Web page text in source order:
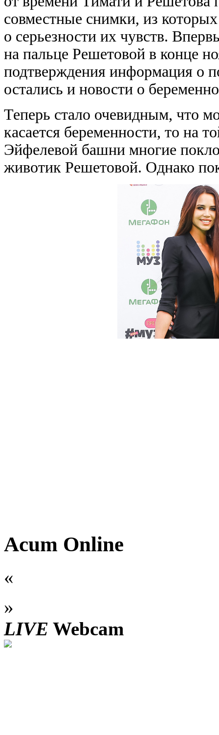
совместные снимки, из
о серьезности их чувств.
на пальце Решетовой в конце
подтверждения информация о
остались и новости о
Теперь стало очевидным, что
касается беременности, то на
Эйфелевой башни многие
животик Решетовой. Однако
Acum Online
«
»
LIVE Webcam